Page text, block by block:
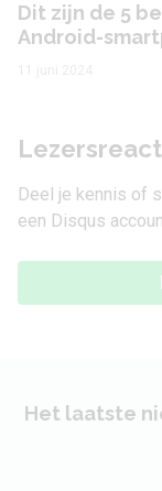
Dit zijn de 5
Android-
Deel je kennis of
een Disqus
Het laatste